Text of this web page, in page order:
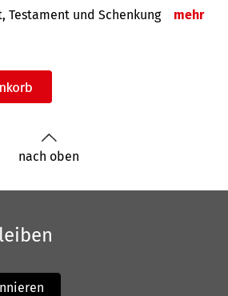
Testament und Schenkung mehr
nach oben